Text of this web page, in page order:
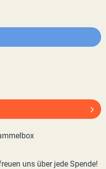
uns über jede Spende!